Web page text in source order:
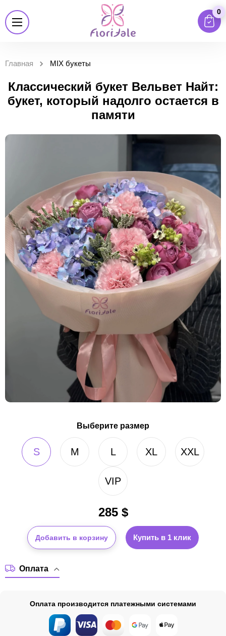
0
Главная MIX букеты
Классический букет Вельвет Найт:
букет, который надолго остается в
памяти
Выберите размер
S M L XL XXL
VIP
285$
Добавить в корзину Купить в 1 клик
Оплата
Оплата производится платежными системами